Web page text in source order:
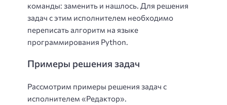
команды: заменить и нашлось. Для решения
задач с этим исполнителем необходимо
переписать алгоритм на языке
программирования Python.
Примеры решения задач
Рассмотрим примеры решения задач с
исполнителем «Редактор».